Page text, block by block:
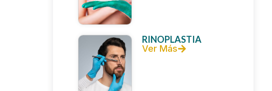
RINOPLASTIA
Ver Más